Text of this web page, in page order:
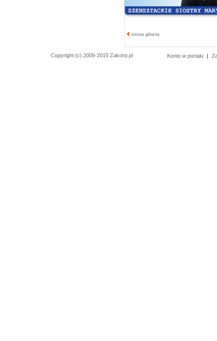
strona główna
Copyright (c) 2006-2015 Zakony.pl Konto w portalu |